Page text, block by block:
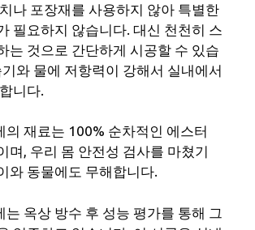
나 포장재를 사용하지 않아 특별한
필요하지 않습니다. 대신 천천히 스
는 것으로 간단하게 시공할 수 있습
와 물에 저항력이 강해서 실내에서
니다.
의 재료는 100% 순차적인 에스터
며, 우리 몸 안전성 검사를 마쳤기
와 동물에도 무해합니다.
는 옥상 방수 후 성능 평가를 통해 그